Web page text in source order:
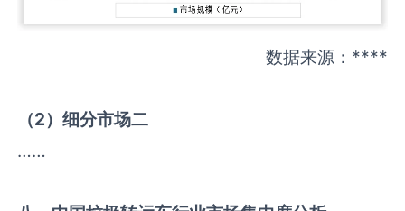
数据来源：****
（2）细分市场二
……